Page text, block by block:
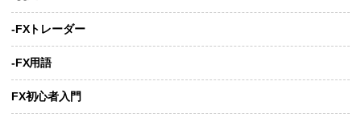
-FXトレーダー
-FX用語
FX初心者入門